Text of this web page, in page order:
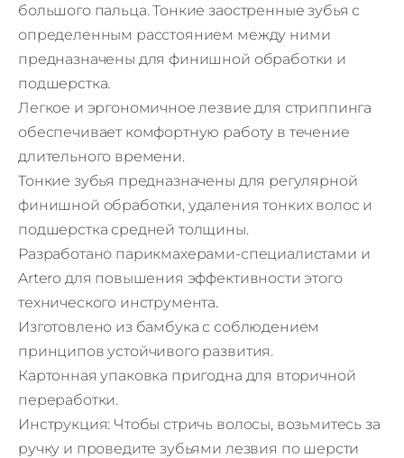
большого пальца. Тонкие заостренные зубья с
определенным расстоянием между ними
предназначены для финишной обработки и
подшерстка.
Легкое и эргономичное лезвие для стриппинга
обеспечивает комфортную работу в течение
длительного времени.
Тонкие зубья предназначены для регулярной
финишной обработки, удаления тонких волос и
подшерстка средней толщины.
Разработано парикмахерами-специалистами и
Artero для повышения эффективности этого
технического инструмента.
Изготовлено из бамбука с соблюдением
принципов устойчивого развития.
Картонная упаковка пригодна для вторичной
переработки.
Инструкция: Чтобы стричь волосы, возьмитесь за
ручку и проведите зубьями лезвия по шерсти